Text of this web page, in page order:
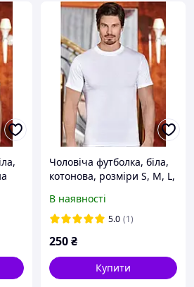
Чоловіча футболка, біла,
котонова, розміри S, M, L,
В наявності
5.0 (1)
250₴
Купити